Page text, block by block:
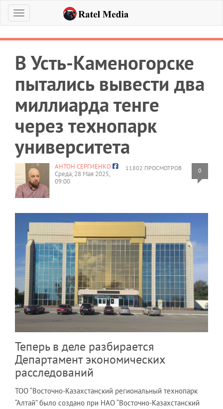
Меню
В Усть-Каменогорске
пытались вывести два
миллиарда тенге
через технопарк
университета
11802 ПРОСМОТРОВ 0
АНТОН СЕРГИЕНКО
Среда, 28 Мая 2025,
09:00
Теперь в деле разбирается
Департамент экономических
расследований
ТОО “Восточно-Казахстанский региональный технопарк
“Алтай” было создано при НАО “Восточно-Казахстанский